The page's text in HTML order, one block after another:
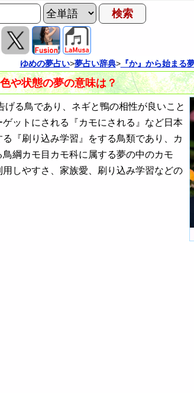
ゆめの夢占い>夢占い辞典>『か』から始まる
や状態の夢の意味は？
る鳥であり、ネギと鴨の相性が良いこと
ットにされる『カモにされる』など日本
『刷り込み学習』をする鳥類であり、カ
綱カモ目カモ科に属する夢の中のカモ
しやすさ、家族愛、刷り込み学習などの